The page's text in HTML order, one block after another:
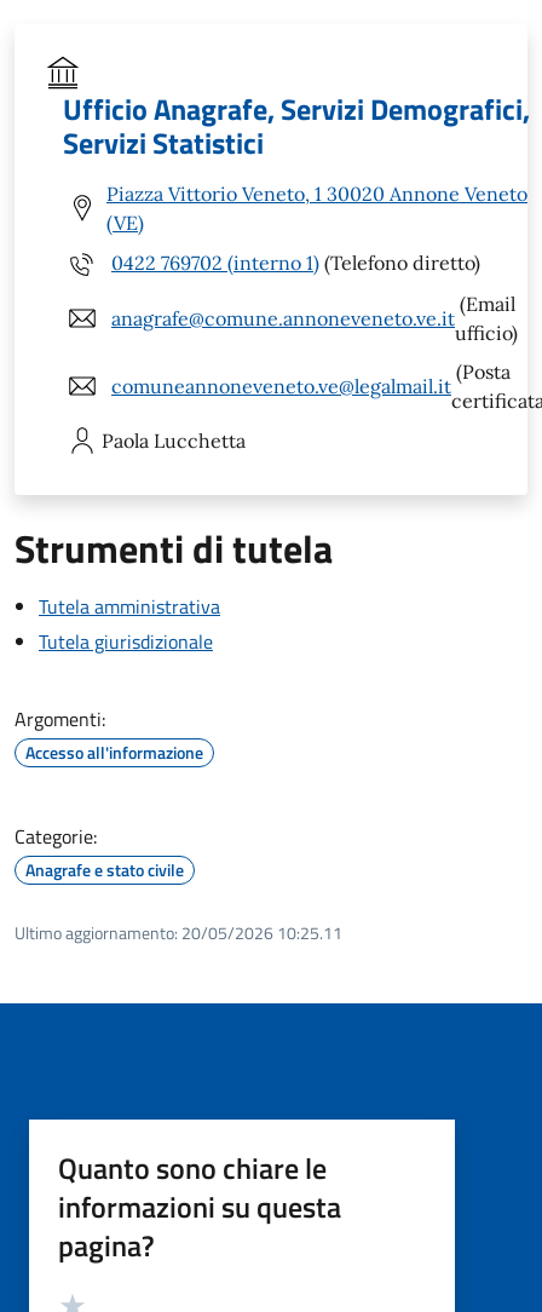
Ufficio Anagrafe, Servizi Demografici,
Servizi Statistici
Piazza Vittorio Veneto, 1 30020 Annone Veneto
(VE)
0422 769702 (interno 1) (Telefono diretto)
anagrafe@comune.annoneveneto.ve.it
(Email
ufficio)
comuneannoneveneto.ve@legalmail.it
(Posta
Paola Lucchetta
Strumenti di tutela
Tutela amministrativa
Tutela giurisdizionale
Argomenti:
Accesso all'informazione
Categorie:
Anagrafe e stato civile
Ultimo aggiornamento: 20/05/2026 10:25.11
Quanto sono chiare le
informazioni su questa
pagina?
Valutazione